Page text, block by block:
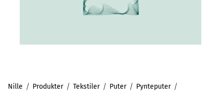
Nille Produkter Tekstiler Puter Pynteputer